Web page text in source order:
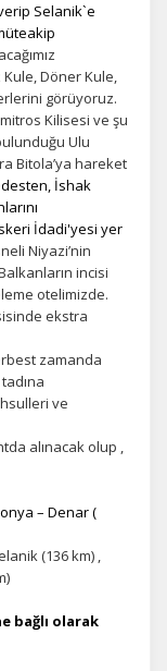
Selanik`e
Döner Kule,
görüyoruz.
Kilisesi ve şu
Ulu
Bitola’ya hareket
İshak
İdadi'yesi yer
Niyazi’nin
incisi
otelimizde.
ekstra
zamanda
ve
alınacak olup ,
– Denar (
(136 km) ,
bağlı olarak